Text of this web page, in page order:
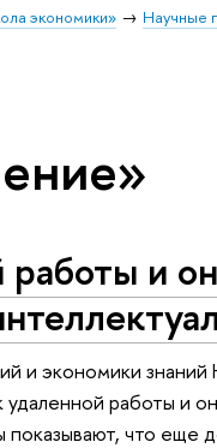
экономики» Научные
и
и экономики
работы и
показывают, что